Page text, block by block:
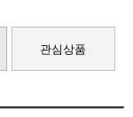
관심상품